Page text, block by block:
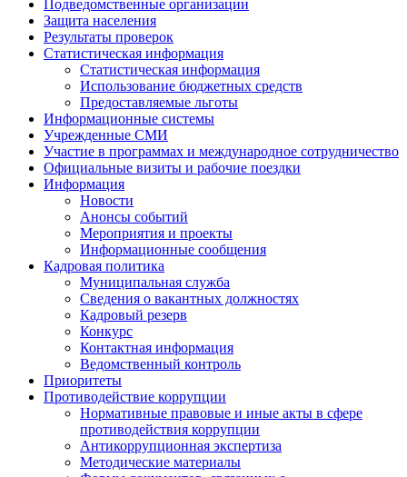
Подведомственные организации
Защита населения
Результаты проверок
Статистическая информация
Статистическая информация
Использование бюджетных средств
Предоставляемые льготы
Информационные системы
Учрежденные СМИ
Участие в программах и международное сотрудничество
Официальные визиты и рабочие поездки
Информация
Новости
Анонсы событий
Мероприятия и проекты
Информационные сообщения
Кадровая политика
Муниципальная служба
Сведения о вакантных должностях
Кадровый резерв
Конкурс
Контактная информация
Ведомственный контроль
Приоритеты
Противодействие коррупции
Нормативные правовые и иные акты в сфере
противодействия коррупции
Антикоррупционная экспертиза
Методические материалы